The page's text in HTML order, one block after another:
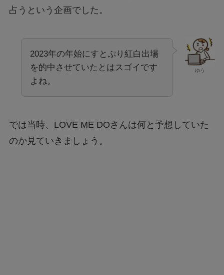
占うという企画でした。
ゆう
2023年の年始にすとぷり紅白出場
を的中させていたとはスゴイです
よね。
では当時、LOVE ME DOさんは何と予想していた
のか見ていきましょう。